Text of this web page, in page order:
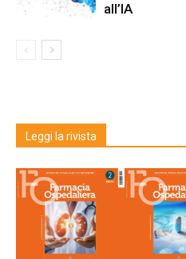
all’IA
Leggi la rivista